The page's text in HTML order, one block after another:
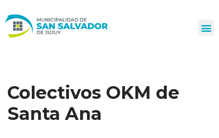
al
Colectivos OKM de
Santa Ana